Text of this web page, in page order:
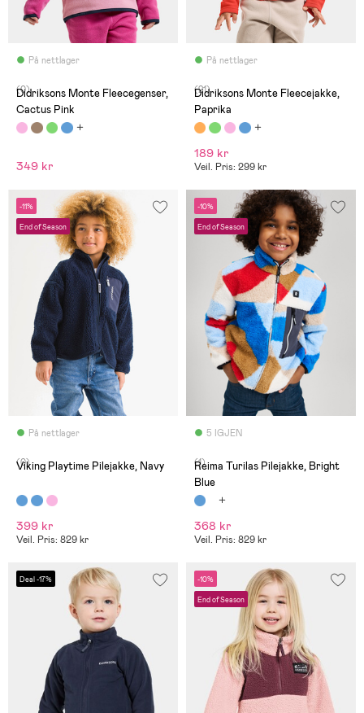
På nettlager
(0)
Didriksons Monte Fleecegenser,
Cactus Pink
349 kr
På nettlager
(21)
Didriksons Monte Fleecejakke,
Paprika
189 kr
Veil. Pris: 299 kr
-11%
End of Season
På nettlager
(0)
Viking Playtime Pilejakke, Navy
399 kr
Veil. Pris: 829 kr
-10%
End of Season
5 IGJEN
(1)
Reima Turilas Pilejakke, Bright
Blue
368 kr
Veil. Pris: 829 kr
Deal -17% -10%
End of Season